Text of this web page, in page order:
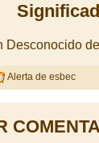
Alerta de esbec